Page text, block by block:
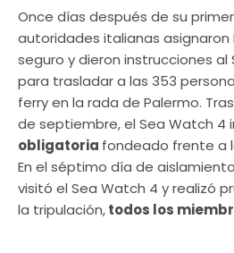
Once días después de su
autoridades italianas
seguro y dieron instrucciones al
para trasladar a las 353
ferry en la rada de Palermo.
de septiembre, el Sea Watch 4
obligatoria fondeado frente a
En el séptimo día de
visitó el Sea Watch 4 y realizó
la tripulación,todos los